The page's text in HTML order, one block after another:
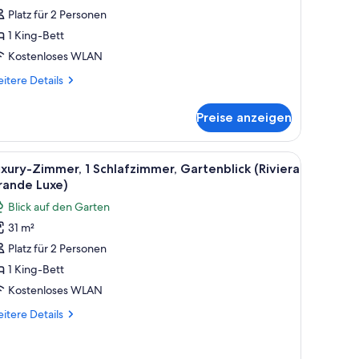
Platz für 2 Personen
1 King-Bett
Kostenloses WLAN
Details
Preise anzeigen
Kopfteil, eine große Topfpflanze und Blick auf einen Balkon mit einem
Ein Bett mit Baldachin, ausgestattet mit
3
Zimmer, 1 Schlafzimmer, Gartenblick (Riviera
Luxe)
Blick auf den Garten
31 m²
Platz für 2 Personen
1 King-Bett
Kostenloses WLAN
Details